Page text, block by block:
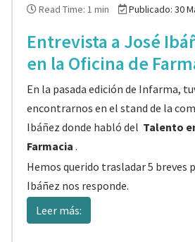
Read Time: 1 min Publicado: 30
Entrevista a José
en la Oficina de
En la pasada edición de Infarma,
encontrarnos en el stand de la
Ibáñez donde habló del Talento
Farmacia .
Hemos querido trasladar 5 breves
Ibáñez nos responde.
Leer más: